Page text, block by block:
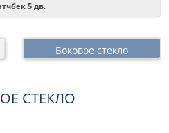
5 дв.
Боковое стекло
СТЕКЛО